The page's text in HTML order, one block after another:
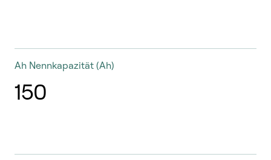
Ah Nennkapazität (Ah)
150